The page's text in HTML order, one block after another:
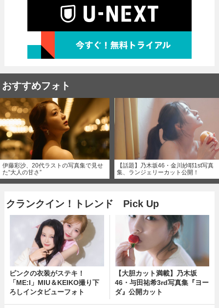
おすすめフォト
伊藤彩沙、20代ラストの写真集で見せ
た“大人の甘さ”
【話題】乃木坂46・金川紗耶1st写真
集、ランジェリーカット公開！
クランクイン！トレンド Pick Up
ピンクの衣装がステキ！
「ME:I」MIU＆KEIKO撮り下
ろしインタビューフォト
【大胆カット満載】乃木坂
46・与田祐希3rd写真集『ヨー
ダ』公開カット